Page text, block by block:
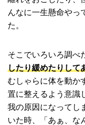
んなに一生懸命やっ
た。
そこでいろいろ調べ
したり緩めたりして
むしゃらに体を動か
置に整えるよう意識
我の原因になってし
いた時、「あぁ、な